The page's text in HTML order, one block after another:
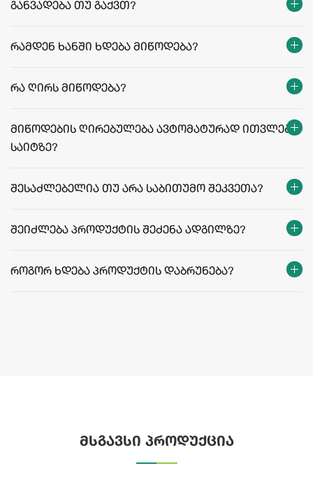
განვადება თუ გაქვთ?
რამდენ ხანში ხდება მიწოდება?
რეგიონები:
რა ღირს მიწოდება?
მიწოდების ღირებულება ავტომატურად ითვლება
საიტზე?
შესაძლებელია თუ არა საბითუმო შეკვეთა?
შეიძლება პროდუქტის შეძენა ადგილზე?
როგორ ხდება პროდუქტის დაბრუნება?
მსგავსი პროდუქცია